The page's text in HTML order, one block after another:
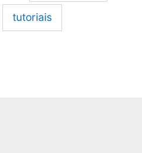
tutoriais